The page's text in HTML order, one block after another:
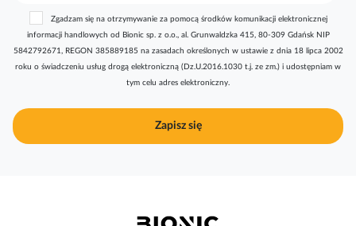
r
y
j
n
Zapisz się
Zgadzam się na otrzymywanie za pomocą środków komunikacji elektronicznej
informacji handlowych od Bionic sp. z o.o., al. Grunwaldzka 415, 80-309 Gdańsk NIP
5842792671, REGON 385889185 na zasadach określonych w ustawie z dnia 18 lipca 2002
roku o świadczeniu usług drogą elektroniczną (Dz.U.2016.1030 t.j. ze zm.) i udostępniam w
tym celu adres elektroniczny.